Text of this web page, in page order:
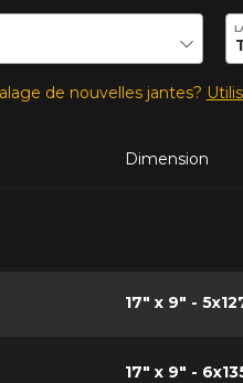
pour vérifier la disponibilité
de nouvelles jantes?
Dimension
17" x 9" -
17" x 9" -